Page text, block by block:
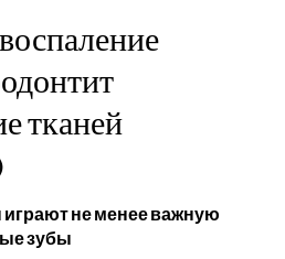
тканей
не менее важную
зубы